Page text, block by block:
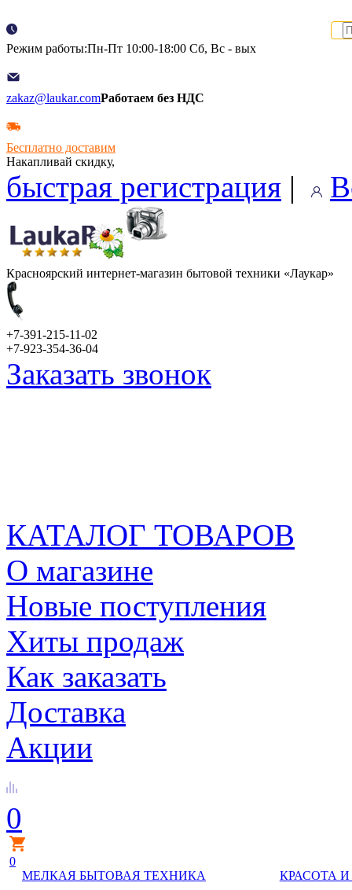
Режим работы:Пн-Пт 10:00-18:00 Сб, Вс - вых
zakaz@laukar.comРаботаем без НДС
Бесплатно доставим
Накапливай скидку,
быстрая регистрация |
Красноярский интернет-магазин бытовой техники «Лаукар»
+7-391-215-11-02
+7-923-354-36-04
Заказать звонок
КАТАЛОГ ТОВАРОВ
О магазине
Новые поступления
Хиты продаж
Как заказать
Доставка
Акции
0
0
МЕЛКАЯ БЫТОВАЯ ТЕХНИКА
КРАСОТА И